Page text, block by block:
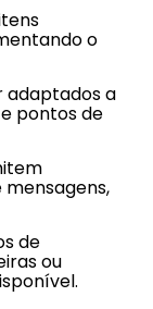
o
pontos de
ou